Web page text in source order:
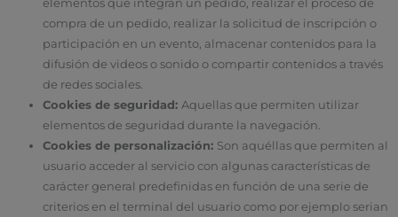
elementos que integran un pedido, realizar el proceso de
compra de un pedido, realizar la solicitud de inscripción o
participación en un evento, almacenar contenidos para la
difusión de videos o sonido o compartir contenidos a través
de redes sociales.
Cookies de seguridad: Aquellas que permiten utilizar
elementos de seguridad durante la navegación.
Cookies de personalización: Son aquéllas que permiten al
usuario acceder al servicio con algunas características de
carácter general predefinidas en función de una serie de
criterios en el terminal del usuario como por ejemplo serian